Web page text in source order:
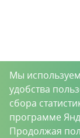
Мы
удобства
сбора
программе
Продолжая